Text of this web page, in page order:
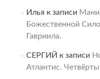
Илья к записи
Божественной
Гавриила.
СЕРГИЙ к записи
Атлантис.